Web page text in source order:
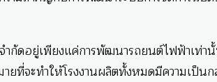
กัดอยู่เพียงแค่การพัฒนารถยนต์ไฟฟ้าเท่า
ที่จะทำให้โรงงานผลิตทั้งหมดมีความเป็น